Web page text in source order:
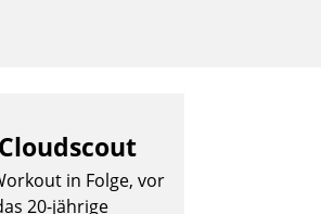
in Folge, vor
20-jährige